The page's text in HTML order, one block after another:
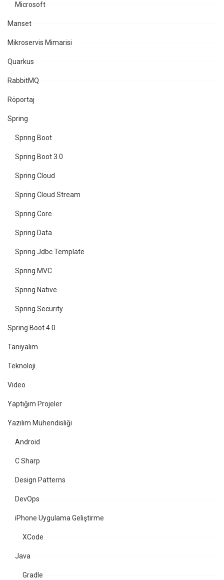
Microsoft
Manset
Mikroservis Mimarisi
Quarkus
RabbitMQ
Röportaj
Spring
Spring Boot
Spring Boot 3.0
Spring Cloud
Spring Cloud Stream
Spring Core
Spring Data
Spring Jdbc Template
Spring MVC
Spring Native
Spring Security
Spring Boot 4.0
Tanıyalım
Teknoloji
Video
Yaptığım Projeler
Yazılım Mühendisliği
Android
C Sharp
Design Patterns
DevOps
iPhone Uygulama Geliştirme
XCode
Java
Gradle